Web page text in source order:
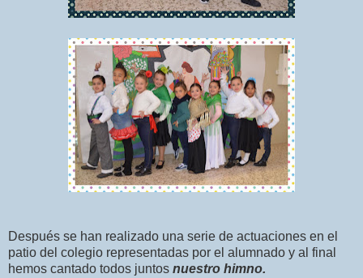
Después se han realizado una serie de actuaciones en el
patio del colegio representadas por el alumnado y al final
hemos cantado todos juntos nuestro himno.